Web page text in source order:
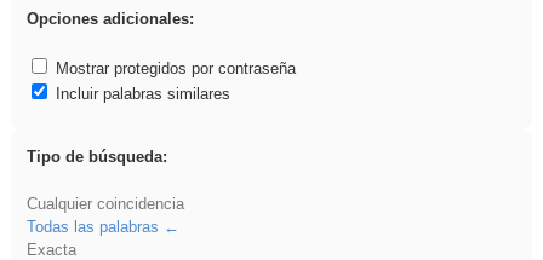
Opciones adicionales:
Mostrar protegidos por contraseña
Incluir palabras similares
Tipo de búsqueda:
Cualquier coincidencia
Todas las palabras
Exacta